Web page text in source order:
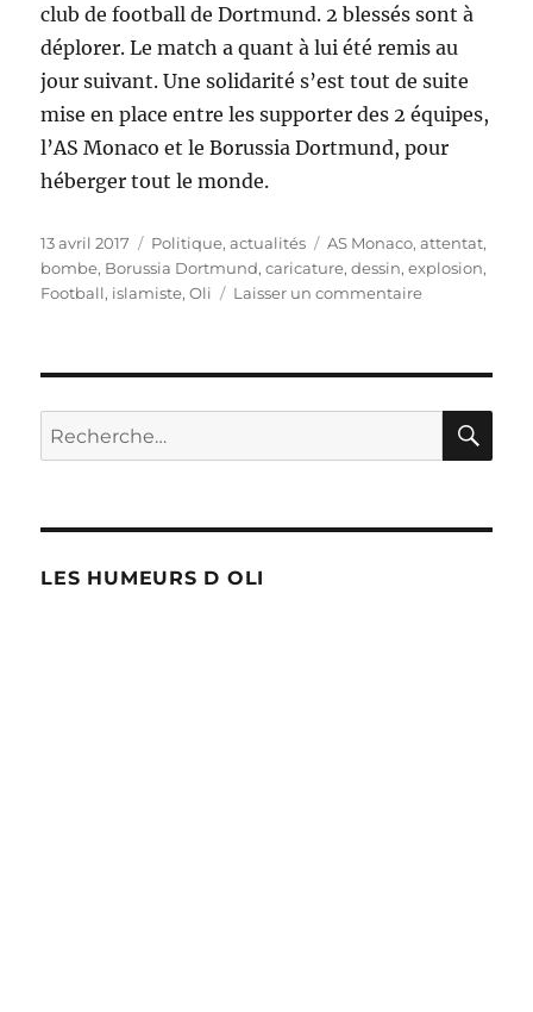
club de football de Dortmund. 2 blessés sont à
déplorer. Le match a quant à lui été remis au
jour suivant. Une solidarité s’est tout de suite
mise en place entre les supporter des 2 équipes,
l’AS Monaco et le Borussia Dortmund, pour
héberger tout le monde.
Publié
le
13 avril 2017 Catégories
Politique, actualités Étiquettes
AS Monaco,attentat,
bombe, Borussia Dortmund,caricature,dessin,explosion,
Football, islamiste,Oli Laisser un commentairesur
Recherche
pour :
LES HUMEURS D OLI